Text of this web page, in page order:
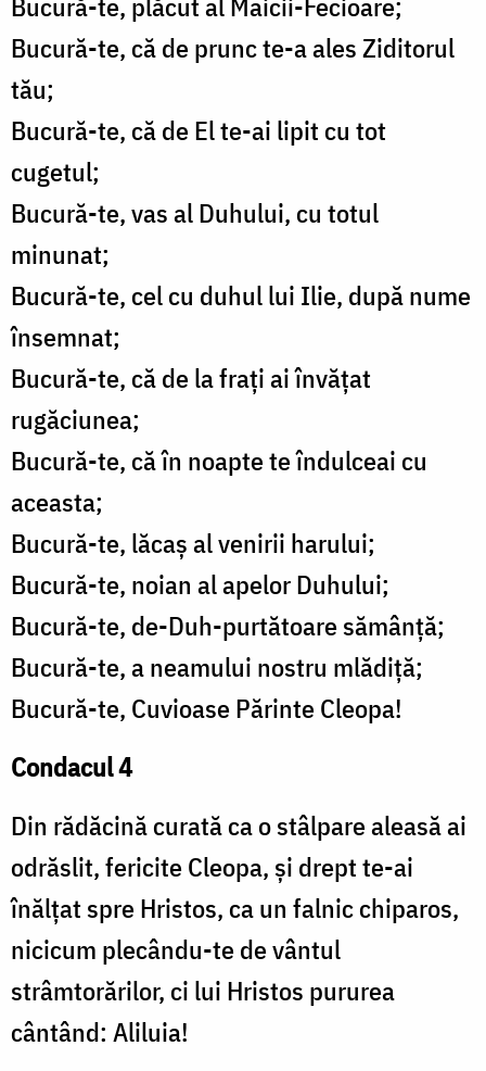
Bucură-te, plăcut al Maicii-Fecioare;
Bucură-te, că de prunc te-a ales Ziditorul
tău;
Bucură-te, că de El te-ai lipit cu tot
cugetul;
Bucură-te, vas al Duhului, cu totul
minunat;
Bucură-te, cel cu duhul lui Ilie, după nume
însemnat;
Bucură-te, că de la frați ai învățat
rugăciunea;
Bucură-te, că în noapte te îndulceai cu
aceasta;
Bucură-te, lăcaș al venirii harului;
Bucură-te, noian al apelor Duhului;
Bucură-te, de-Duh-purtătoare sămânță;
Bucură-te, a neamului nostru mlădiță;
Bucură-te, Cuvioase Părinte Cleopa!
Condacul 4
Din rădăcină curată ca o stâlpare aleasă ai
odrăslit, fericite Cleopa, și drept te-ai
înălțat spre Hristos, ca un falnic chiparos,
nicicum plecându-te de vântul
strâmtorărilor, ci lui Hristos pururea
cântând: Aliluia!